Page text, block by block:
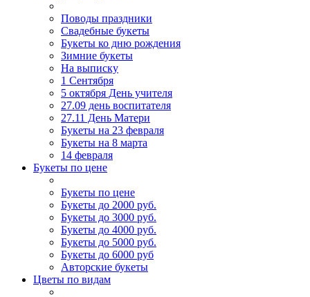
Поводы праздники
Свадебные букеты
Букеты ко дню рождения
Зимние букеты
На выписку
1 Сентября
5 октября День учителя
27.09 день воспитателя
27.11 День Матери
Букеты на 23 февраля
Букеты на 8 марта
14 февраля
Букеты по цене
Букеты по цене
Букеты до 2000 руб.
Букеты до 3000 руб.
Букеты до 4000 руб.
Букеты до 5000 руб.
Букеты до 6000 руб
Авторские букеты
Цветы по видам